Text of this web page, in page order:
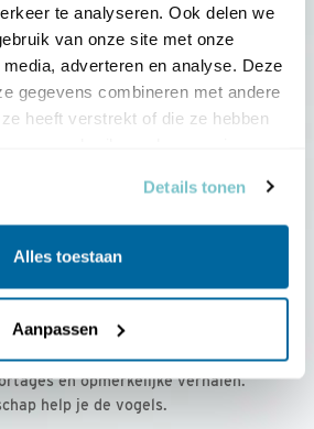
te analyseren. Ook delen we
van onze site met onze
adverteren en analyse. Deze
gegevens combineren met andere
heeft verstrekt of die ze hebben
Details tonen
Alles toestaan
Aanpassenvoor € 36,00 per jaar
voor onze leden, met
en opmerkelijke verhalen.
help je de vogels.